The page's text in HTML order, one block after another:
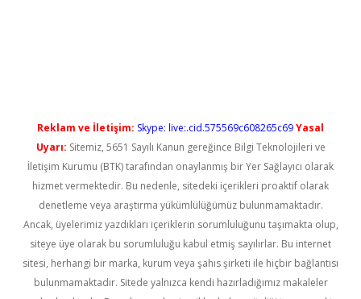
Reklam ve İletişim: Skype: live:.cid.575569c608265c69Yasal
Uyarı: Sitemiz, 5651 Sayılı Kanun gereğince Bilgi Teknolojileri ve
İletişim Kurumu (BTK) tarafından onaylanmış bir Yer Sağlayıcı olarak
hizmet vermektedir. Bu nedenle, sitedeki içerikleri proaktif olarak
denetleme veya araştırma yükümlülüğümüz bulunmamaktadır.
Ancak, üyelerimiz yazdıkları içeriklerin sorumluluğunu taşımakta olup,
siteye üye olarak bu sorumluluğu kabul etmiş sayılırlar. Bu internet
sitesi, herhangi bir marka, kurum veya şahıs şirketi ile hiçbir bağlantısı
bulunmamaktadır. Sitede yalnızca kendi hazırladığımız makaleler